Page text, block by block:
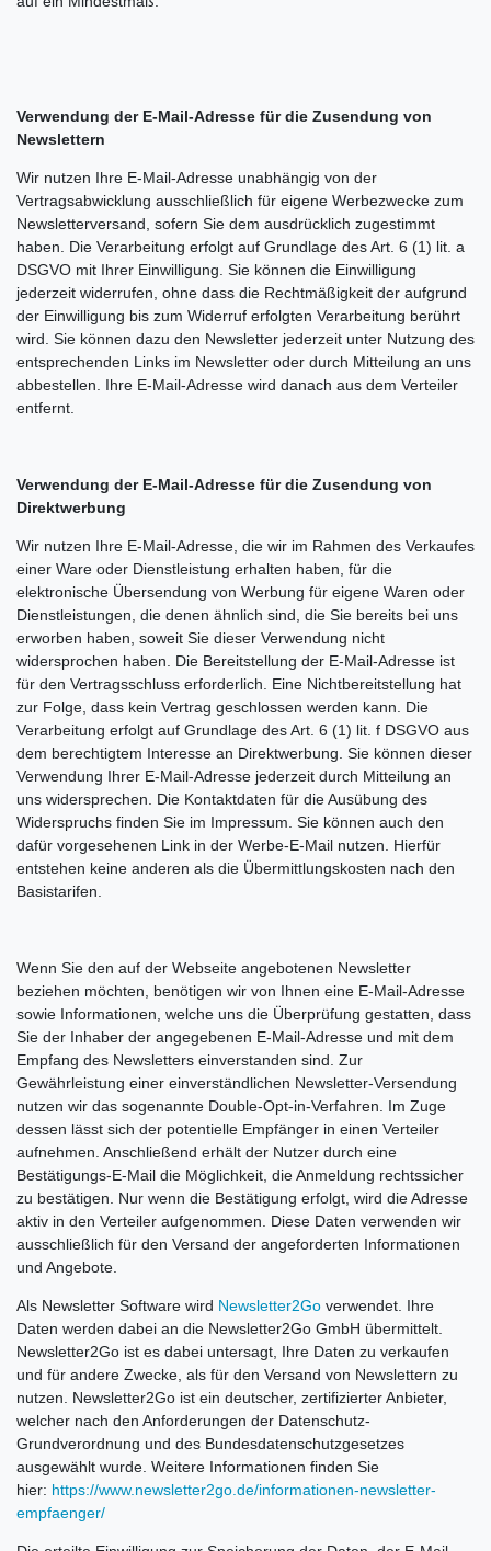
Verwendung der E-Mail-Adresse für die Zusendung von
Newslettern
Wir nutzen Ihre E-Mail-Adresse unabhängig von der
Vertragsabwicklung ausschließlich für eigene Werbezwecke zum
Newsletterversand, sofern Sie dem ausdrücklich zugestimmt
haben. Die Verarbeitung erfolgt auf Grundlage des Art. 6 (1) lit. a
DSGVO mit Ihrer Einwilligung. Sie können die Einwilligung
jederzeit widerrufen, ohne dass die Rechtmäßigkeit der aufgrund
der Einwilligung bis zum Widerruf erfolgten Verarbeitung berührt
wird. Sie können dazu den Newsletter jederzeit unter Nutzung des
entsprechenden Links im Newsletter oder durch Mitteilung an uns
abbestellen. Ihre E-Mail-Adresse wird danach aus dem Verteiler
entfernt.
Verwendung der E-Mail-Adresse für die Zusendung von
Direktwerbung
Wir nutzen Ihre E-Mail-Adresse, die wir im Rahmen des Verkaufes
einer Ware oder Dienstleistung erhalten haben, für die
elektronische Übersendung von Werbung für eigene Waren oder
Dienstleistungen, die denen ähnlich sind, die Sie bereits bei uns
erworben haben, soweit Sie dieser Verwendung nicht
widersprochen haben. Die Bereitstellung der E-Mail-Adresse ist
für den Vertragsschluss erforderlich. Eine Nichtbereitstellung hat
zur Folge, dass kein Vertrag geschlossen werden kann. Die
Verarbeitung erfolgt auf Grundlage des Art. 6 (1) lit. f DSGVO aus
dem berechtigtem Interesse an Direktwerbung. Sie können dieser
Verwendung Ihrer E-Mail-Adresse jederzeit durch Mitteilung an
uns widersprechen. Die Kontaktdaten für die Ausübung des
Widerspruchs finden Sie im Impressum. Sie können auch den
dafür vorgesehenen Link in der Werbe-E-Mail nutzen. Hierfür
entstehen keine anderen als die Übermittlungskosten nach den
Basistarifen.
Wenn Sie den auf der Webseite angebotenen Newsletter
beziehen möchten, benötigen wir von Ihnen eine E-Mail-Adresse
sowie Informationen, welche uns die Überprüfung gestatten, dass
Sie der Inhaber der angegebenen E-Mail-Adresse und mit dem
Empfang des Newsletters einverstanden sind. Zur
Gewährleistung einer einverständlichen Newsletter-Versendung
nutzen wir das sogenannte Double-Opt-in-Verfahren. Im Zuge
dessen lässt sich der potentielle Empfänger in einen Verteiler
aufnehmen. Anschließend erhält der Nutzer durch eine
Bestätigungs-E-Mail die Möglichkeit, die Anmeldung rechtssicher
zu bestätigen. Nur wenn die Bestätigung erfolgt, wird die Adresse
aktiv in den Verteiler aufgenommen. Diese Daten verwenden wir
ausschließlich für den Versand der angeforderten Informationen
und Angebote.
Als Newsletter Software wird Newsletter2Go verwendet. Ihre
Daten werden dabei an die Newsletter2Go GmbH übermittelt.
Newsletter2Go ist es dabei untersagt, Ihre Daten zu verkaufen
und für andere Zwecke, als für den Versand von Newslettern zu
nutzen. Newsletter2Go ist ein deutscher, zertifizierter Anbieter,
welcher nach den Anforderungen der Datenschutz-
Grundverordnung und des Bundesdatenschutzgesetzes
ausgewählt wurde. Weitere Informationen finden Sie
hier: https://www.newsletter2go.de/informationen-newsletter-
empfaenger/